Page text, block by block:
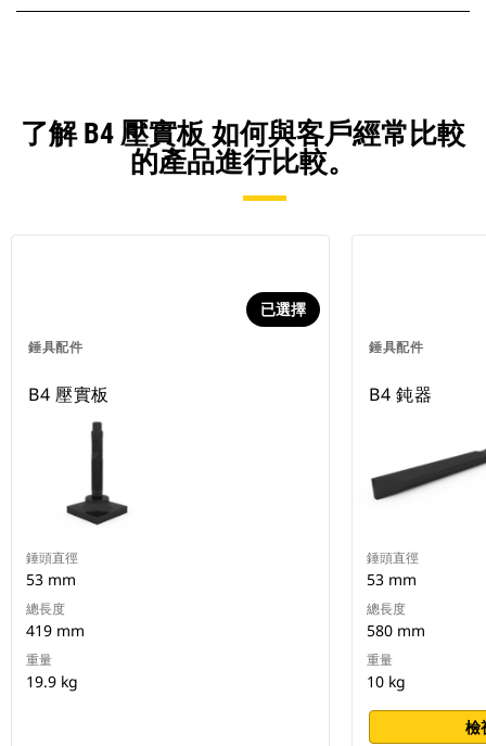
了解 B4 壓實板 如何與客戶經常比較
的產品進行比較。
錘具配件
已選擇
B4 壓實板
錘頭直徑
53 mm
總長度
419 mm
重量
19.9 kg
錘具配件
B4 鈍器
錘頭直徑
53 mm
總長度
580 mm
重量
10 kg
檢